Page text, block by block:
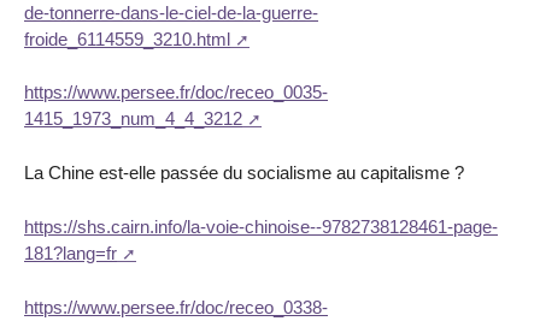
de-tonnerre-dans-le-ciel-de-la-guerre-
froide_6114559_3210.html
https://www.persee.fr/doc/receo_0035-
1415_1973_num_4_4_3212
La Chine est-elle passée du socialisme au capitalisme ?
https://shs.cairn.info/la-voie-chinoise--9782738128461-page-
181?lang=fr
https://www.persee.fr/doc/receo_0338-